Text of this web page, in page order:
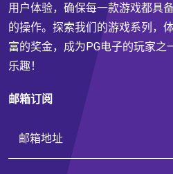
用户体验，确保每一款游戏都具
的操作。探索我们的游戏系列，
富的奖金，成为PG电子的玩家之
乐趣！
邮箱订阅